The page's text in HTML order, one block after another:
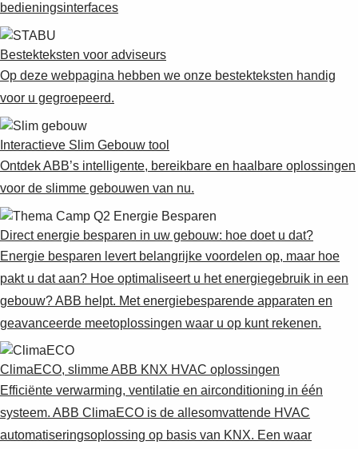
bedieningsinterfaces
Bestekteksten voor adviseurs
Op deze webpagina hebben we onze bestekteksten handig
voor u gegroepeerd.
Interactieve Slim Gebouw tool
Ontdek ABB’s intelligente, bereikbare en haalbare oplossingen
voor de slimme gebouwen van nu.
Direct energie besparen in uw gebouw: hoe doet u dat?
Energie besparen levert belangrijke voordelen op, maar hoe
pakt u dat aan? Hoe optimaliseert u het energiegebruik in een
gebouw? ABB helpt. Met energiebesparende apparaten en
geavanceerde meetoplossingen waar u op kunt rekenen.
ClimaECO, slimme ABB KNX HVAC oplossingen
Efficiënte verwarming, ventilatie en airconditioning in één
systeem. ABB ClimaECO is de allesomvattende HVAC
automatiseringsoplossing op basis van KNX. Een waar